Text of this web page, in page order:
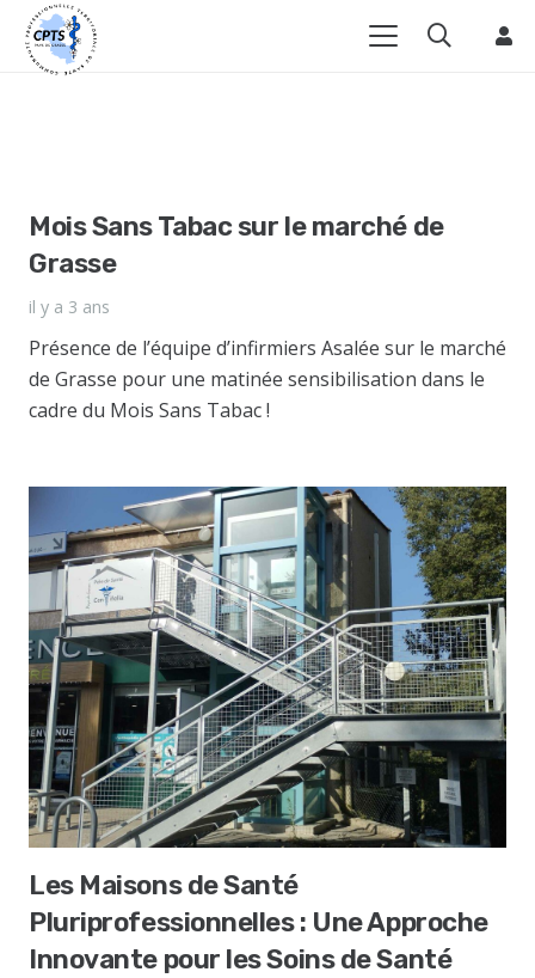
Mois Sans Tabac sur le marché de
Grasse
il y a 3 ans
Présence de l’équipe d’infirmiers Asalée sur le marché
de Grasse pour une matinée sensibilisation dans le
cadre du Mois Sans Tabac !
Les Maisons de Santé
Pluriprofessionnelles : Une Approche
Innovante pour les Soins de Santé